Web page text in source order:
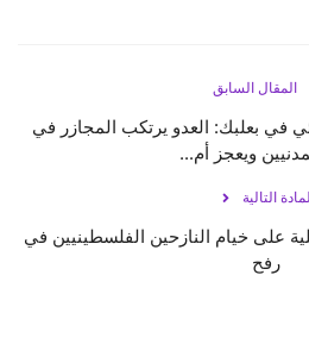
المقال السابق
في بعلبك: العدو يرتكب المجازر في
ويعجز أم...
التالية
على خيام النازحين الفلسطينيين في
رفح